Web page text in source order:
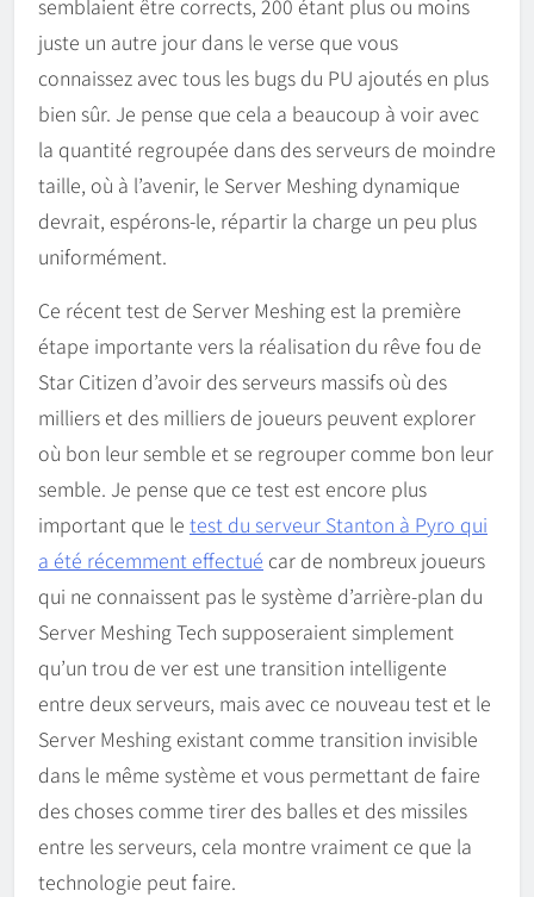
juste un autre jour dans le verse que vous
connaissez avec tous les bugs du PU ajoutés en plus
bien sûr. Je pense que cela a beaucoup à voir avec
la quantité regroupée dans des serveurs de moindre
taille, où à l’avenir, le Server Meshing dynamique
devrait, espérons-le, répartir la charge un peu plus
uniformément.
Ce récent test de Server Meshing est la première
étape importante vers la réalisation du rêve fou de
Star Citizen d’avoir des serveurs massifs où des
milliers et des milliers de joueurs peuvent explorer
où bon leur semble et se regrouper comme bon leur
semble. Je pense que ce test est encore plus
important que le test du serveur Stanton à Pyro qui
a été récemment effectué car de nombreux joueurs
qui ne connaissent pas le système d’arrière-plan du
Server Meshing Tech supposeraient simplement
qu’un trou de ver est une transition intelligente
entre deux serveurs, mais avec ce nouveau test et le
Server Meshing existant comme transition invisible
dans le même système et vous permettant de faire
des choses comme tirer des balles et des missiles
entre les serveurs, cela montre vraiment ce que la
technologie peut faire.